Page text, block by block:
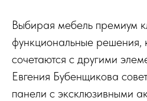
Выбирая мебель премиум
функциональные решения,
сочетаются с другими
Евгения Бубенщикова
панели с эксклюзивными